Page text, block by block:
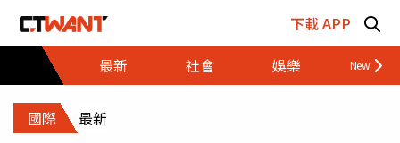
下載 APP
最新
社會 娛樂 財經
國際 最新